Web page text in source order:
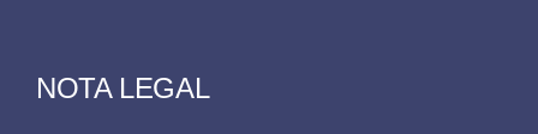
NOTA LEGAL